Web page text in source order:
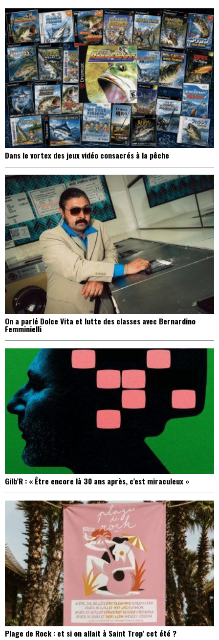
Dans le vortex des jeux vidéo consacrés à la pêche
On a parlé Dolce Vita et lutte des classes avec Bernardino
Femminielli
Gilb’R : « Être encore là 30 ans après, c’est miraculeux »
Plage de Rock : et si on allait à Saint Trop’ cet été ?